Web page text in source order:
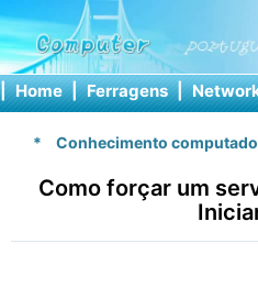
| Home | Ferragens |
* Conhecimento
Como forçar um